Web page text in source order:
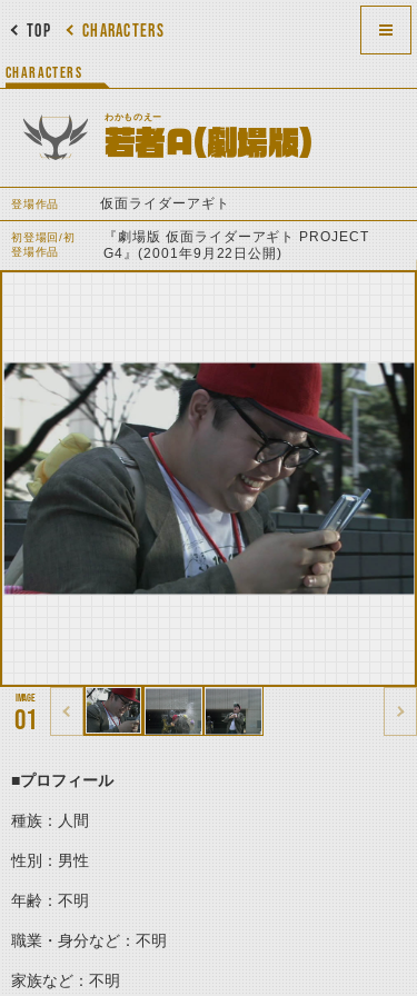
CHARACTERS
TOP
CHARACTERS
わかものえー
若者A（劇場版）
登場作品 仮面ライダーアギト
初登場回/初
登場作品
『劇場版 仮面ライダーアギト PROJECT
G4』(2001年9月22日公開)
01
■プロフィール
種族：人間
性別：男性
年齢：不明
職業・身分など：不明
家族など：不明